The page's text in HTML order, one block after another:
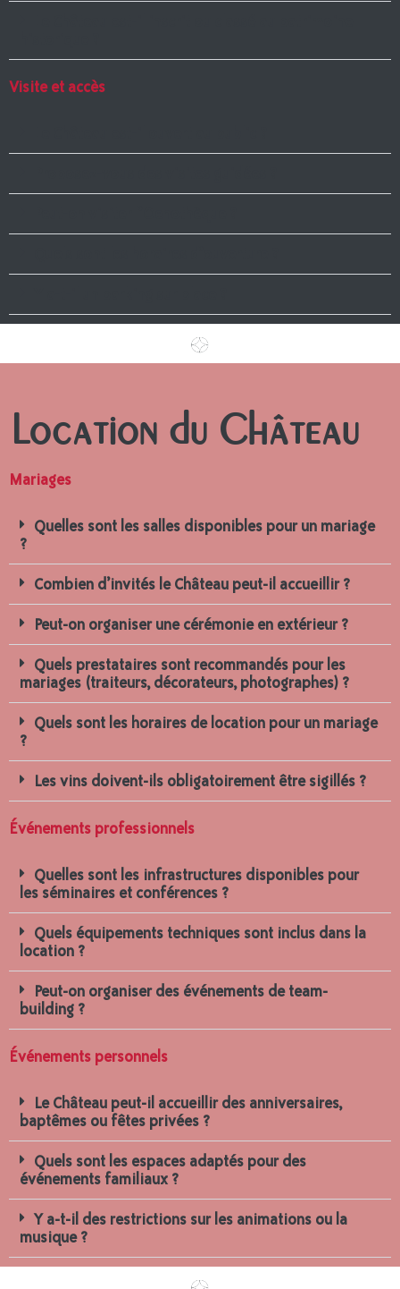
Visite et accès
Location du Château
Mariages
Quelles sont les salles disponibles pour un mariage
?
Combien d’invités le Château peut-il accueillir ?
Peut-on organiser une cérémonie en extérieur ?
Quels prestataires sont recommandés pour les
mariages (traiteurs, décorateurs, photographes) ?
Quels sont les horaires de location pour un mariage
?
Les vins doivent-ils obligatoirement être sigillés ?
Événements professionnels
Quelles sont les infrastructures disponibles pour
les séminaires et conférences ?
Quels équipements techniques sont inclus dans la
location ?
Peut-on organiser des événements de team-
building ?
Événements personnels
Le Château peut-il accueillir des anniversaires,
baptêmes ou fêtes privées ?
Quels sont les espaces adaptés pour des
événements familiaux ?
Y a-t-il des restrictions sur les animations ou la
musique ?